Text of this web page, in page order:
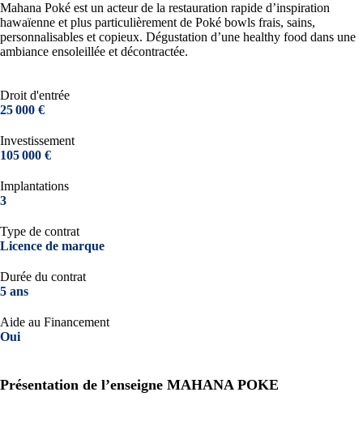
Mahana Poké est un acteur de la restauration rapide d’inspiration
hawaïenne et plus particulièrement de Poké bowls frais, sains,
personnalisables et copieux. Dégustation d’une healthy food dans une
ambiance ensoleillée et décontractée.
Droit d'entrée
25 000 €
Investissement
105 000 €
Implantations
3
Type de contrat
Licence de marque
Durée du contrat
5 ans
Aide au Financement
Oui
Présentation de l’enseigne MAHANA POKE